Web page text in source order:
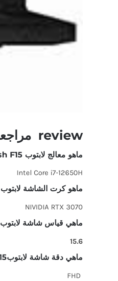
review مراجعة Asus Tuf Dash F15review مراجعة
ماهو معالج لابتوب Asus Tuf Dash F15 ؟
Intel Core i7-12650H
ماهو كرت الشاشة لابتوب Asus Tuf Dash F15؟
NIVIDIA RTX 3070
ماهي قياس شاشة لابتوب Asus Tuf Dash F15 ؟
15.6
ماهي دقة شاشة لابتوبAsus Tuf Dash F15؟